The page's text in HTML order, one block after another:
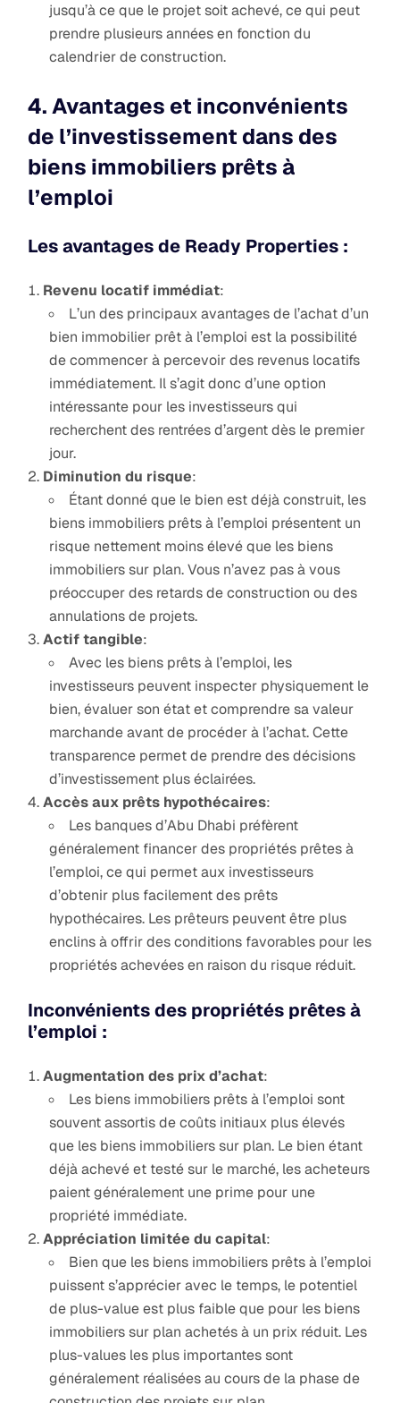
jusqu’à ce que le projet soit achevé, ce qui peut
prendre plusieurs années en fonction du
calendrier de construction.
4. Avantages et inconvénients
de l’investissement dans des
biens immobiliers prêts à
l’emploi
Les avantages de Ready Properties :
Revenu locatif immédiat:
L’un des principaux avantages de l’achat d’un
bien immobilier prêt à l’emploi est la possibilité
de commencer à percevoir des revenus locatifs
immédiatement. Il s’agit donc d’une option
intéressante pour les investisseurs qui
recherchent des rentrées d’argent dès le premier
jour.
Diminution du risque:
Étant donné que le bien est déjà construit, les
biens immobiliers prêts à l’emploi présentent un
risque nettement moins élevé que les biens
immobiliers sur plan. Vous n’avez pas à vous
préoccuper des retards de construction ou des
annulations de projets.
Actif tangible:
Avec les biens prêts à l’emploi, les
investisseurs peuvent inspecter physiquement le
bien, évaluer son état et comprendre sa valeur
marchande avant de procéder à l’achat. Cette
transparence permet de prendre des décisions
d’investissement plus éclairées.
Accès aux prêts hypothécaires:
Les banques d’Abu Dhabi préfèrent
généralement financer des propriétés prêtes à
l’emploi, ce qui permet aux investisseurs
d’obtenir plus facilement des prêts
hypothécaires. Les prêteurs peuvent être plus
enclins à offrir des conditions favorables pour les
propriétés achevées en raison du risque réduit.
Inconvénients des propriétés prêtes à
l’emploi :
Augmentation des prix d’achat:
Les biens immobiliers prêts à l’emploi sont
souvent assortis de coûts initiaux plus élevés
que les biens immobiliers sur plan. Le bien étant
déjà achevé et testé sur le marché, les acheteurs
paient généralement une prime pour une
propriété immédiate.
Appréciation limitée du capital:
Bien que les biens immobiliers prêts à l’emploi
puissent s’apprécier avec le temps, le potentiel
de plus-value est plus faible que pour les biens
immobiliers sur plan achetés à un prix réduit. Les
plus-values les plus importantes sont
généralement réalisées au cours de la phase de